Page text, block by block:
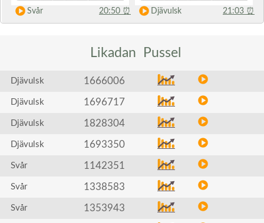
Svår 20:50 ⏰ Djävulsk 21:03 ⏰
Likadan Pussel
Djävulsk 1666006
Djävulsk 1696717
Djävulsk 1828304
Djävulsk 1693350
Svår 1142351
Svår 1338583
Svår 1353943